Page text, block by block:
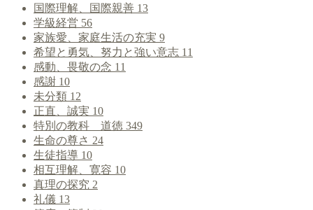
国際理解、国際親善 13
学級経営 56
家族愛、家庭生活の充実 9
希望と勇気、努力と強い意志 11
感動、畏敬の念 11
感謝 10
未分類 12
正直、誠実 10
特別の教科 道徳 349
生命の尊さ 24
生徒指導 10
相互理解、寛容 10
真理の探究 2
礼儀 13